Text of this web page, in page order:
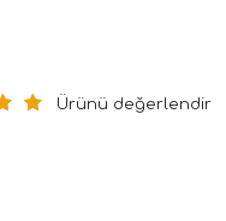
Ürünü değerlendir